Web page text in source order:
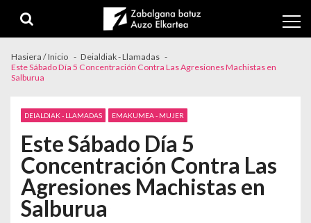
Hasiera / Inicio
Deialdiak - Llamadas
Este Sábado Día 5 Concentración Contra Las Agresiones Machistas en
Salburua
DEIALDIAK - LLAMADAS EMAKUMEA - MUJER
Este Sábado Día 5
Concentración Contra Las
Agresiones Machistas en
Salburua